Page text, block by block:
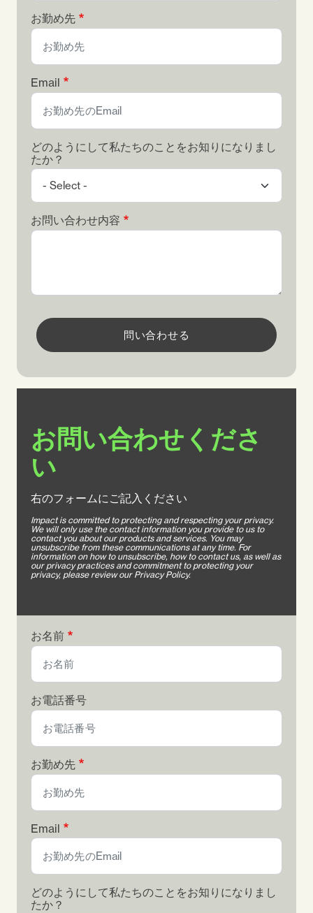
お勤め先
Email
どのようにして私たちのことをお知りになりまし
たか？
お問い合わせ内容
問い合わせる
お問い合わせくださ
い
右のフォームにご記入ください
Impact is committed to protecting and respecting your privacy.
We will only use the contact information you provide to us to
contact you about our products and services. You may
unsubscribe from these communications at any time. For
information on how to unsubscribe, how to contact us, as well as
our privacy practices and commitment to protecting your
privacy, please review our Privacy Policy.
お名前
お電話番号
お勤め先
Email
どのようにして私たちのことをお知りになりまし
たか？